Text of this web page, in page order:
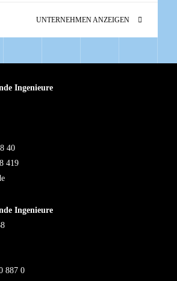
UNTERNEHMEN ANZEIGEN
Ingenieure
40
419
Ingenieure
887 0